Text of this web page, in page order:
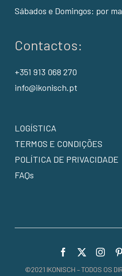
Sábados e Domingos: por
Contactos:
+351 913 068 270
info@ikonisch.pt
LOGÍSTICA
TERMOS E CONDIÇÕES
POLÍTICA DE PRIVACIDADE
FAQs
©2021 IKONISCH – TODOS OS